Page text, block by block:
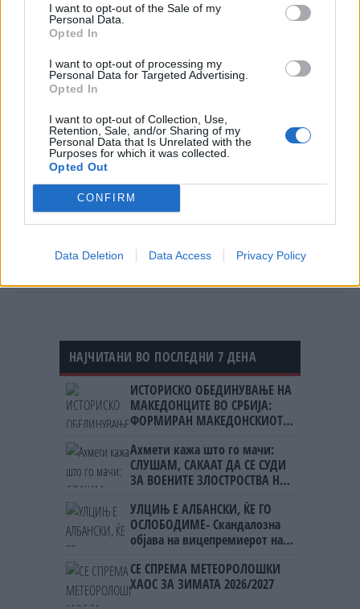
I want to opt-out of the Sale of my
Personal Data.
Opted In
I want to opt-out of processing my
Personal Data for Targeted Advertising.
Opted In
I want to opt-out of Collection, Use,
Retention, Sale, and/or Sharing of my
Personal Data that Is Unrelated with the
Purposes for which it was collected.
Opted Out
CONFIRM
Data Deletion Data Access Privacy Policy
Нивната борба, нивната верност, нивната
пожртвуваност и нивната љубов кон државата
ја имаат и секогаш ќе ја имаат од мене, истакна
меѓудруготот градоначалникот.
ПЕКОЛНИ ТЕМПЕРАТУРИ ВО
искачи до 38 степени
УАПСЕН ТИНЕЈЏЕРОТ КОЈ ПРЕГАЗИ
ЖЕНА ВО СКОПЈЕ
НАЈЧИТАНИ ВО ПОСЛЕДНИ 7 ДЕНА
ИСТОРИСКО ОБЕДИНУВАЊЕ НА
МАКЕДОНЦИТЕ ВО СРБИЈА:
ФОРМИРАН МАКЕДОНСКИОТ
Ахмети кажа што го мачи:
СЛУШАМ, САКААТ ДА СЕ СУДИ
ЗА ВОЕНИТЕ ЗЛОСТРОСТВА НА
УЛЦИЊ Е АЛБАНСКИ, ЌЕ ГО
ОСЛОБОДИМЕ- Скандалозна
објава на вицепремиерот на
СЕ СПРЕМА МЕТЕОРОЛОШКИ
ХАОС ЗА ЗИМАТА 2026/2027